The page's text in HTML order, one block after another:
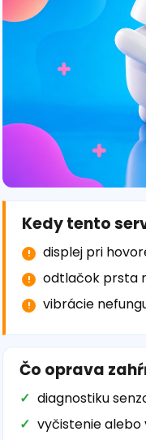
Kedy tento
displej pri
odtlačok prsta
vibrácie
Čo oprava
diagnostiku
vyčistenie